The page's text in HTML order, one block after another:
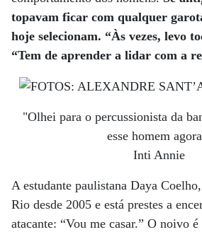
topavam ficar com qualquer
hoje selecionam. “Às vezes, levo
“Tem de aprender a lidar com a
"Olhei para o percussionista da
esse homem
Inti Annie
A estudante paulistana Daya
Rio desde 2005 e está prestes a
atacante: “Vou me casar.” O noivo